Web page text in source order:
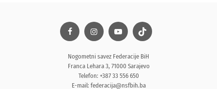
Nogometni savez Federacije BiH
Franca Lehara 3, 71000 Sarajevo
Telefon: +387 33 556 650
E-mail: federacija@nsfbih.ba